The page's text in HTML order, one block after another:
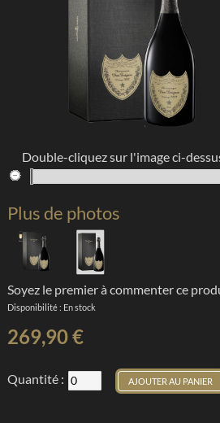
Double-cliquez sur l'image ci-
Plus de photos
Soyez le premier à commenter ce
Disponibilité : En stock
269,90 €
Quantité : AJOUTER AU PANIER